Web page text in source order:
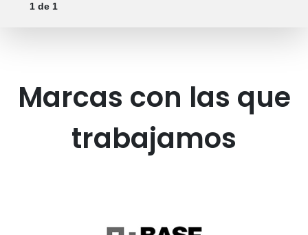
1 de 1
Marcas con las que
trabajamos